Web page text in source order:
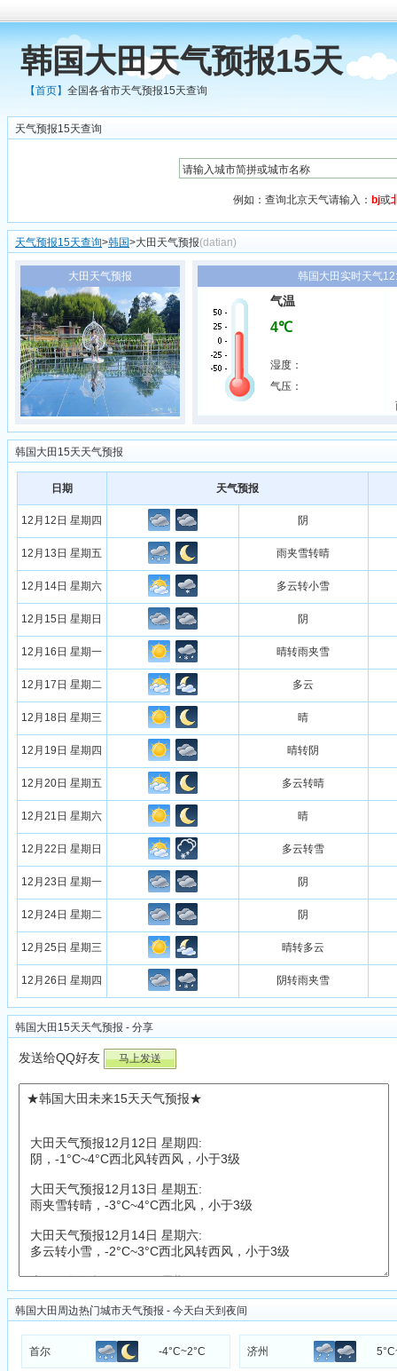
韩国大田天气预报15天
【首页】全国各省市天气预报15天查询
天气预报15天查询
例如：查询北京天气请输入： bj或
天气预报15天查询>韩国>大田天气预报(datian)
大田天气预报 韩国大田实时天气
气温
4℃
湿度：
气压：
韩国大田15天天气预报
日期 天气预报
12月12日 星期四 阴
12月13日 星期五 雨夹雪转晴
12月14日 星期六 多云转小雪
12月15日 星期日 阴
12月16日 星期一 晴转雨夹雪
12月17日 星期二 多云
12月18日 星期三 晴
12月19日 星期四 晴转阴
12月20日 星期五 多云转晴
12月21日 星期六 晴
12月22日 星期日 多云转雪
12月23日 星期一 阴
12月24日 星期二 阴
12月25日 星期三 晴转多云
12月26日 星期四 阴转雨夹雪
韩国大田15天天气预报 - 分享
发送给QQ好友
韩国大田周边热门城市天气预报 - 今天白天到夜间
首尔 -4°C~2°C 济州